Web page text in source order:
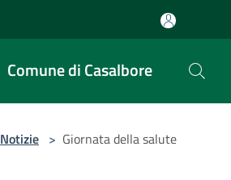
Comune di Casalbore
Notizie > Giornata della salute